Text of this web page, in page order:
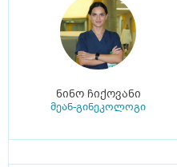
ნინო ჩიქოვანი
მეან-გინეკოლოგი